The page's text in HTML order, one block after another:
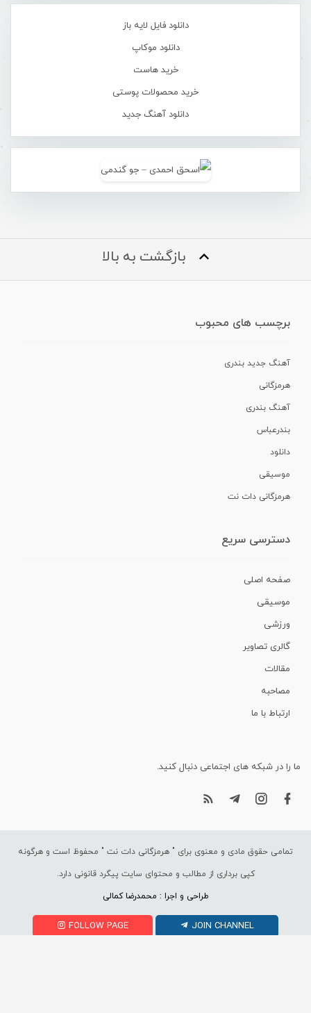
دانلود فایل لایه باز
دانلود موکاپ
خرید هاست
خرید محصولات پوستی
دانلود آهنگ جدید
بازگشت به بالا
برچسب های محبوب
آهنگ جدید بندری
هرمزگانی
آهنگ بندری
بندرعباس
دانلود
موسیقی
هرمزگانی دات نت
دسترسی سریع
صفحه اصلی
موسیقی
ورزشی
گالری تصاویر
مقالات
مصاحبه
ارتباط با ما
ما را در شبکه های اجتماعی دنبال کنید.
تمامی حقوق مادی و معنوی برای " هرمزگانی دات نت " محفوظ است و هرگونه
کپی برداری از مطالب و محتوای سایت پیگرد قانونی دارد.
طراحی و اجرا : محمدرضا کمالی
FOLLOW PAGE JOIN CHANNEL